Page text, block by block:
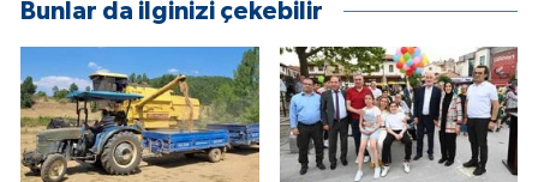
Bunlar da ilginizi çekebilir